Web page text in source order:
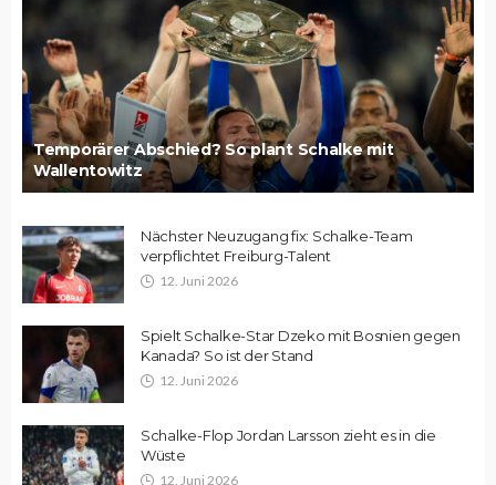
Temporärer Abschied? So plant Schalke mit
Wallentowitz
Nächster Neuzugang fix: Schalke-Team
verpflichtet Freiburg-Talent
12. Juni 2026
Spielt Schalke-Star Dzeko mit Bosnien gegen
Kanada? So ist der Stand
12. Juni 2026
Schalke-Flop Jordan Larsson zieht es in die
Wüste
12. Juni 2026